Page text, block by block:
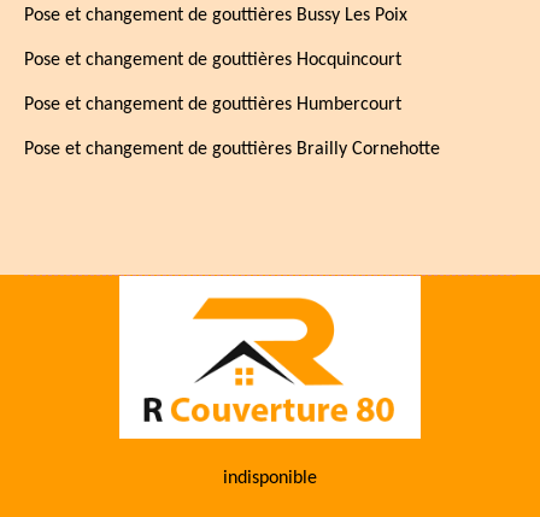
Pose et changement de gouttières Bussy Les Poix
Pose et changement de gouttières Hocquincourt
Pose et changement de gouttières Humbercourt
Pose et changement de gouttières Brailly Cornehotte
indisponible